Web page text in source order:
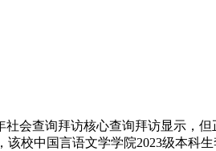
查询拜访核心查询拜访显示，但
校中国言语文学学院2023级本科